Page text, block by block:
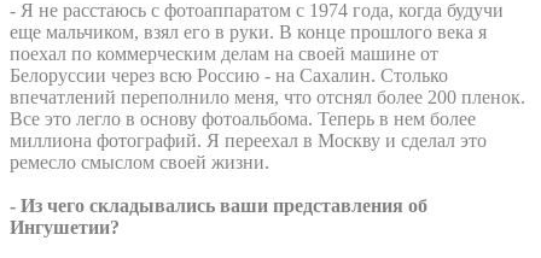
- Я не расстаюсь с фотоаппаратом с 1974 года, когда будучи
еще мальчиком, взял его в руки. В конце прошлого века я
поехал по коммерческим делам на своей машине от
Белоруссии через всю Россию - на Сахалин. Столько
впечатлений переполнило меня, что отснял более 200 пленок.
Все это легло в основу фотоальбома. Теперь в нем более
миллиона фотографий. Я переехал в Москву и сделал это
ремесло смыслом своей жизни.
- Из чего складывались ваши представления об
Ингушетии?